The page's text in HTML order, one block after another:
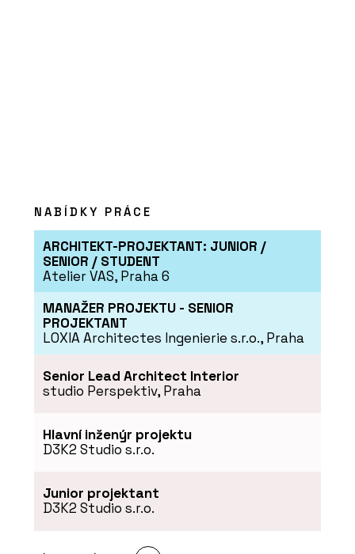
PRODUKTY
Konferenční židle Flexi Light - LD
Seating
PRODUKTY
Pracovní židle Arcus - LD Seating
NABÍDKY PRÁCE
ARCHITEKT-PROJEKTANT: JUNIOR /
SENIOR / STUDENT
Atelier VAS, Praha 6
MANAŽER PROJEKTU - SENIOR
PROJEKTANT
LOXIA Architectes Ingenierie s.r.o., Praha
Senior Lead Architect Interior
studio Perspektiv, Praha
Hlavní inženýr projektu
D3K2 Studio s.r.o.
Junior projektant
D3K2 Studio s.r.o.